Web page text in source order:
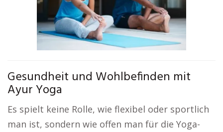
Gesundheit und Wohlbefinden mit
Ayur Yoga
Es spielt keine Rolle, wie flexibel oder sportlich
man ist, sondern wie offen man für die Yoga-